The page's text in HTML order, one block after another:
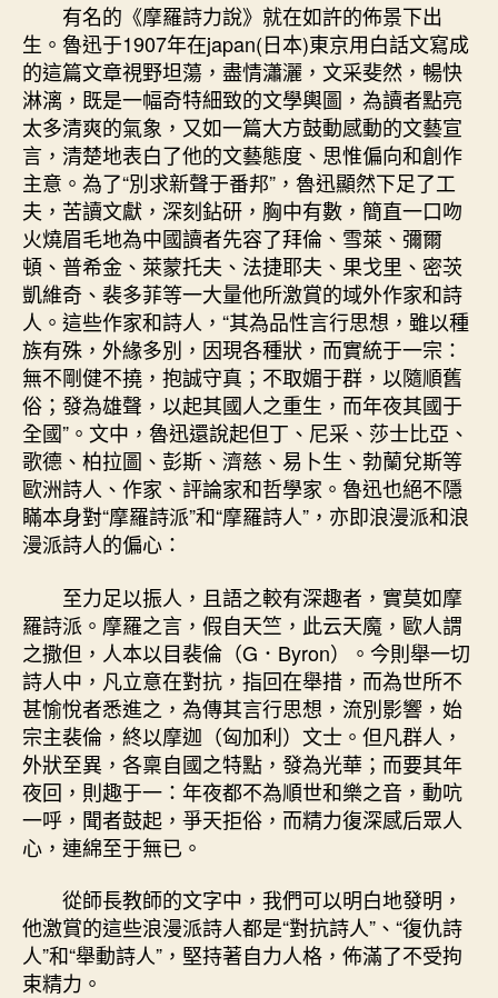
有名的《摩羅詩力說》就在如許的佈景下出
生。魯迅于1907年在japan(日本)東京用白話文寫成
的這篇文章視野坦蕩，盡情瀟灑，文采斐然，暢快
淋漓，既是一幅奇特細致的文學輿圖，為讀者點亮
太多清爽的氣象，又如一篇大方鼓動感動的文藝宣
言，清楚地表白了他的文藝態度、思惟偏向和創作
主意。為了“別求新聲于番邦”，魯迅顯然下足了工
夫，苦讀文獻，深刻鉆研，胸中有數，簡直一口吻
火燒眉毛地為中國讀者先容了拜倫、雪萊、彌爾
頓、普希金、萊蒙托夫、法捷耶夫、果戈里、密茨
凱維奇、裴多菲等一大量他所激賞的域外作家和詩
人。這些作家和詩人，“其為品性言行思想，雖以種
族有殊，外緣多別，因現各種狀，而實統于一宗：
無不剛健不撓，抱誠守真；不取媚于群，以隨順舊
俗；發為雄聲，以起其國人之重生，而年夜其國于
全國”。文中，魯迅還說起但丁、尼采、莎士比亞、
歌德、柏拉圖、彭斯、濟慈、易卜生、勃蘭兌斯等
歐洲詩人、作家、評論家和哲學家。魯迅也絕不隱
瞞本身對“摩羅詩派”和“摩羅詩人”，亦即浪漫派和浪
漫派詩人的偏心：
至力足以振人，且語之較有深趣者，實莫如摩
羅詩派。摩羅之言，假自天竺，此云天魔，歐人謂
之撒但，人本以目裴倫（G．Byron）。今則舉一切
詩人中，凡立意在對抗，指回在舉措，而為世所不
甚愉悅者悉進之，為傳其言行思想，流別影響，始
宗主裴倫，終以摩迦（匈加利）文士。但凡群人，
外狀至異，各稟自國之特點，發為光華；而要其年
夜回，則趣于一：年夜都不為順世和樂之音，動吭
一呼，聞者鼓起，爭天拒俗，而精力復深感后眾人
心，連綿至于無已。
從師長教師的文字中，我們可以明白地發明，
他激賞的這些浪漫派詩人都是“對抗詩人”、“復仇詩
人”和“舉動詩人”，堅持著自力人格，佈滿了不受拘
束精力。